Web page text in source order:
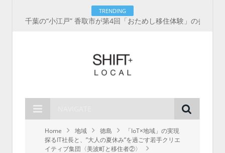
TRENDING
Home 地域 徳島
「IoT×地域」の実現
探るIT社長と、”大人の夏休み”を過ごす若手クリエ
イティブ集団〈美波町と移住者②〉